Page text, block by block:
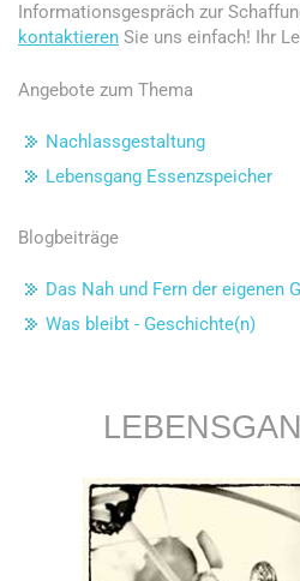
Informationsgespräch zur
kontaktieren Sie uns einfach! Ihr
Angebote zum Thema
Nachlassgestaltung
Lebensgang Essenzspeicher
Blogbeiträge
Das Nah und Fern der eigenen
Was bleibt - Geschichte(n)